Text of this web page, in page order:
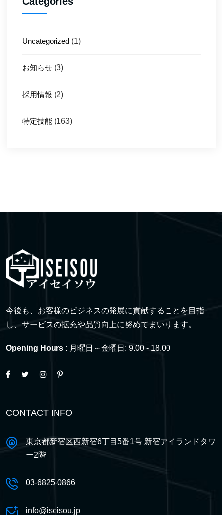
Uncategorized (1)
お知らせ (3)
採用情報 (2)
特定技能 (163)
今後も、お客様のビジネスの発展に貢献することを目指
し、サービスの拡充や品質向上に努めてまいります。
Opening Hours : 月曜日～金曜日: 9.00 - 18.00
CONTACT INFO
東京都新宿区西新宿6丁目5番1号 新宿アイランドタワ
ー2階
03-6825-0866
info@iseisou.jp